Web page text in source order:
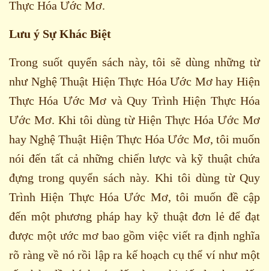
Thực Hóa Ước Mơ.
Lưu ý Sự Khác Biệt
Trong suốt quyển sách này, tôi sẽ dùng những từ
như Nghệ Thuật Hiện Thực Hóa Ước Mơ hay Hiện
Thực Hóa Ước Mơ và Quy Trình Hiện Thực Hóa
Ước Mơ. Khi tôi dùng từ Hiện Thực Hóa Ước Mơ
hay Nghệ Thuật Hiện Thực Hóa Ước Mơ, tôi muốn
nói đến tất cả những chiến lược và kỹ thuật chứa
đựng trong quyển sách này. Khi tôi dùng từ Quy
Trình Hiện Thực Hóa Ước Mơ, tôi muốn đề cập
đến một phương pháp hay kỹ thuật đơn lẻ để đạt
được một ước mơ bao gồm việc viết ra định nghĩa
rõ ràng về nó rồi lập ra kế hoạch cụ thể ví như một